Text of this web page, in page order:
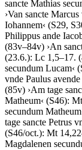
sancte Mathias
›Van sancte
Iohannem‹ (S29,
Philippus ande
(83v–84v) ›An
(23.6.): Lc 1,5–17.
secundum Lucam‹
vnde Paulus
(85v) ›Am tage
Matheum‹ (S46):
secundum Matheum
tage sancte Petrus
(S46/oct.): Mt
Magdalenen